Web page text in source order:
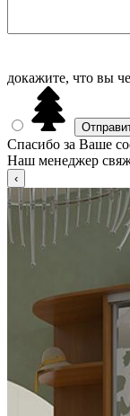
докажите, что вы
Спасибо за Ваше
Наш менеджер